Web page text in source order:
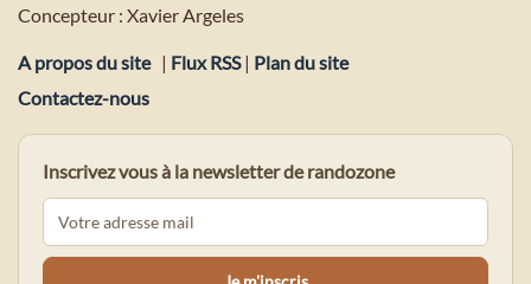
Concepteur : Xavier Argeles
A propos du site | Flux RSS| Plan du site
Contactez-nous
Inscrivez vous à la newsletter de randozone